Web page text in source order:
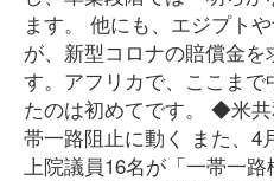
ます。 他にも、エジプト
が、新型コロナの賠償金
す。アフリカで、ここま
たのは初めてです。 ◆米
帯一路阻止に動く また、4
上院議員16名が「一帯一